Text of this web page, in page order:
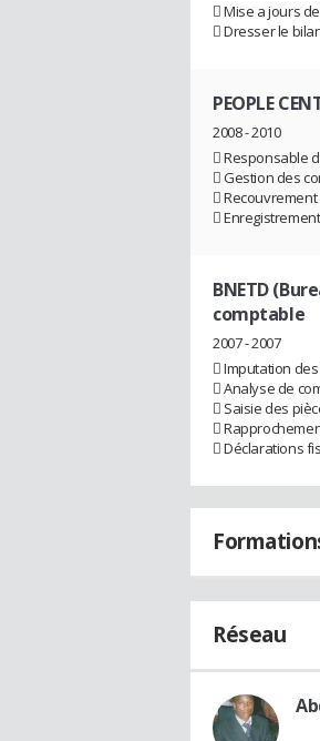
 Mise a jours
 Dresser le
PEOPLE
2008 - 2010
 Responsable
 Gestion des


BNETD
comptable
2007 - 2007
 Imputation
 Analyse de
 Saisie des

 Déclarations
Réseau